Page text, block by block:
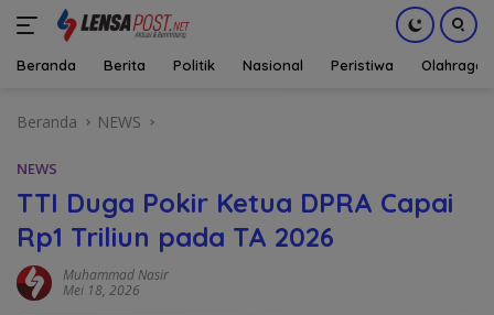
Beranda Berita Politik Nasional Peristiwa Olahraga
Beranda NEWS
NEWS
TTI Duga Pokir Ketua DPRA Capai
Rp1 Triliun pada TA 2026
Muhammad Nasir
Mei 18, 2026